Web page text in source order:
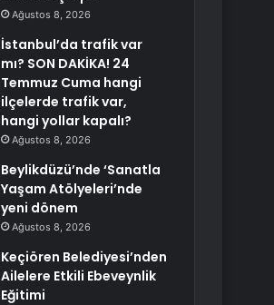
Ağustos 8, 2026
İstanbul’da trafik var
mı? SON DAKİKA! 24
Temmuz Cuma hangi
ilçelerde trafik var,
hangi yollar kapalı?
Ağustos 8, 2026
Beylikdüzü’nde ‘Sanatla
Yaşam Atölyeleri’nde
yeni dönem
Ağustos 8, 2026
Keçiören Belediyesi’nden
Ailelere Etkili Ebeveynlik
Eğitimi